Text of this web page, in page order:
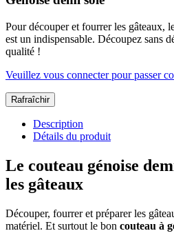
Pour découper et fourrer les gâteaux,
est un indispensable. Découpez sans
qualité !
Veuillez vous connecter pour passer
Description
Détails du produit
Le couteau génoise
les gâteaux
Découper, fourrer et préparer les
matériel. Et surtout le bon couteau à